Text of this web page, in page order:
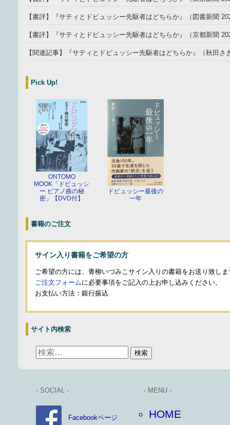
【書評】『サティとドビュッシー先駆者はどちらか』（図書新聞
【書評】『サティとドビュッシー先駆者はどちらか』（京都新聞
【関連記事】『サティとドビュッシー先駆者はどちらか』（秋田さ
Pick Up!
ONTOMO
MOOK「ドビュッシ
ー ピアノ曲の秘
密」【DVD付】
ドビュッシー最後の
一年
書籍のご注文
サイン入り書籍をご希望の方
ご希望の方には、青柳いづみこサイン入りの書籍をお送り致しま
ご注文フォームに必要事項をご記入の上お申し込みください。
お支払い方法：銀行振込
サイト内検索
- SOCIAL -
Facebookページ
- MENU -
HOME